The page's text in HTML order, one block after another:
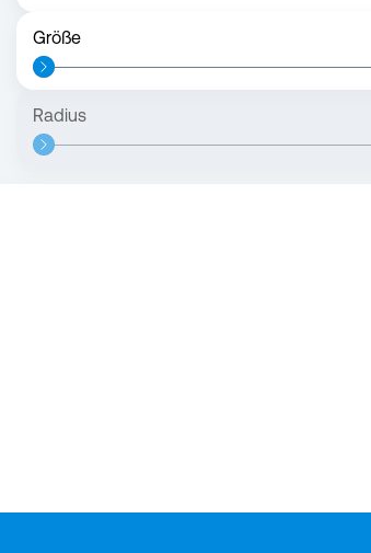
Größe
Radius